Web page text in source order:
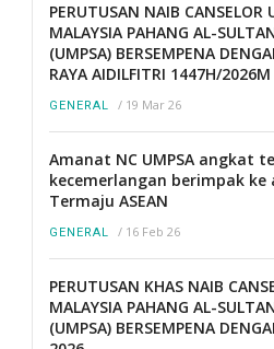
PERUTUSAN NAIB CANSELOR
MALAYSIA PAHANG AL-
(UMPSA) BERSEMPENA
RAYA AIDILFITRI 1447H/2026M
GENERAL / 19 Mar 26
Amanat NC UMPSA angkat
kecemerlangan berimpak ke
Termaju ASEAN
GENERAL / 16 Feb 26
PERUTUSAN KHAS NAIB
MALAYSIA PAHANG AL-
(UMPSA) BERSEMPENA